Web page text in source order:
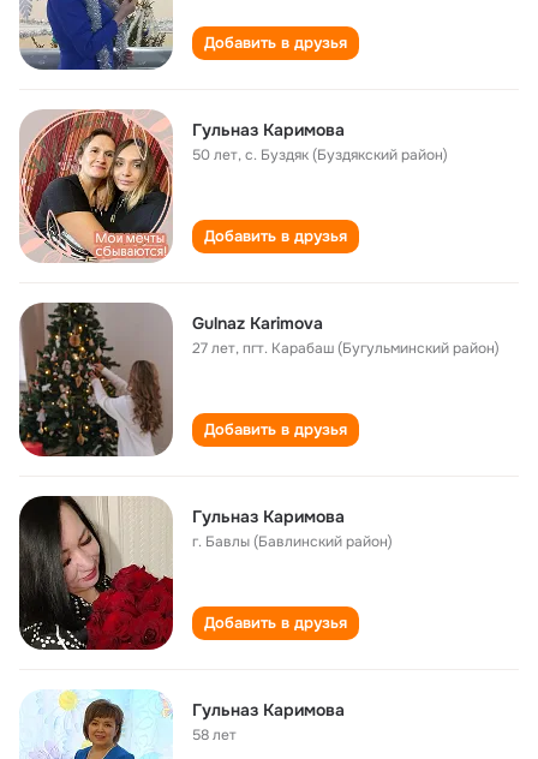
Добавить в друзья
Гульназ Каримова
50 лет,с. Буздяк (Буздякский район)
Добавить в друзья
Gulnaz Karimova
27 лет,пгт. Карабаш (Бугульминский район)
Добавить в друзья
Гульназ Каримова
г. Бавлы (Бавлинский район)
Добавить в друзья
Гульназ Каримова
58 лет